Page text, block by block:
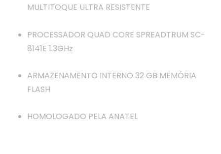
MULTITOQUE ULTRA RESISTENTE
PROCESSADOR QUAD CORE SPREADTRUM SC-
8141E 1.3GHz
ARMAZENAMENTO INTERNO 32 GB MEMÓRIA
FLASH
HOMOLOGADO PELA ANATEL